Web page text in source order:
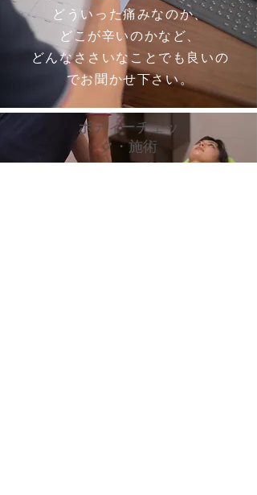
どういった痛みなのか、
どこが辛いのかなど、
どんなささいなことでも良いの
でお聞かせ下さい。
ボディーチェッ
ク ​・施術